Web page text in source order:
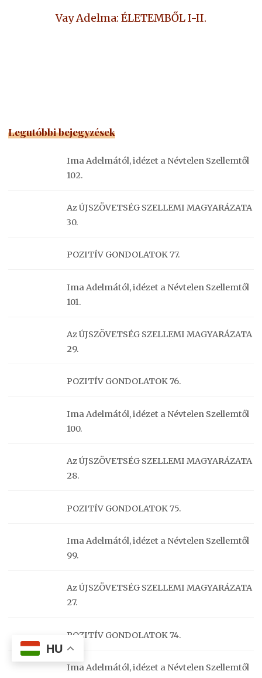
Vay Adelma: ÉLETEMBŐL I-II.
Legutóbbi bejegyzések
Ima Adelmától, idézet a Névtelen Szellemtől
102.
Az ÚJSZÖVETSÉG SZELLEMI MAGYARÁZATA
30.
POZITÍV GONDOLATOK 77.
Ima Adelmától, idézet a Névtelen Szellemtől
101.
Az ÚJSZÖVETSÉG SZELLEMI MAGYARÁZATA
29.
POZITÍV GONDOLATOK 76.
Ima Adelmától, idézet a Névtelen Szellemtől
100.
Az ÚJSZÖVETSÉG SZELLEMI MAGYARÁZATA
28.
POZITÍV GONDOLATOK 75.
Ima Adelmától, idézet a Névtelen Szellemtől
99.
Az ÚJSZÖVETSÉG SZELLEMI MAGYARÁZATA
27.
POZITÍV GONDOLATOK 74.
Ima Adelmától, idézet a Névtelen Szellemtől
HU